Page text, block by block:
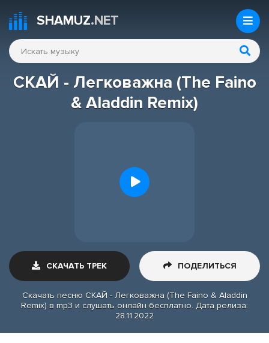
SHAMUZ.NET
СКАЙ - Легковажна (The Faino
& Aladdin Remix)
СКАЧАТЬ ТРЕК ПОДЕЛИТЬСЯ
Скачать песню СКАЙ - Легковажна (The Faino & Aladdin
Remix) в mp3 и слушать онлайн бесплатно. Дата релиза:
28.11.2022